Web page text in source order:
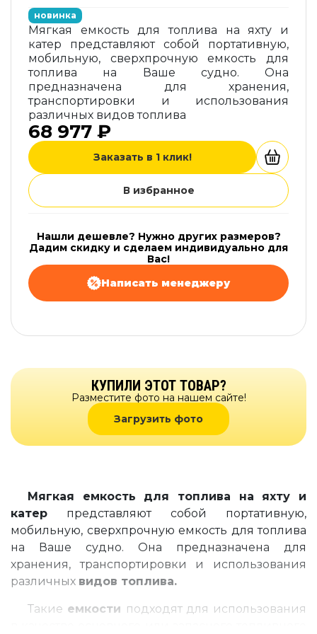
новинка
Мягкая емкость для топлива на яхту и
катер представляют собой портативную,
мобильную, сверхпрочную емкость для
топлива на Ваше судно. Она
предназначена для хранения,
транспортировки и использования
различных видов топлива
68 977 ₽
Заказать в 1 клик!
В избранное
Нашли дешевле? Нужно других размеров?
Дадим скидку и сделаем индивидуально для
Вас!
Написать менеджеру
КУПИЛИ ЭТОТ ТОВАР?
Разместите фото на нашем сайте!
Загрузить фото
Мягкая емкость для топлива на яхту и
катер представляют собой портативную,
мобильную, сверхпрочную емкость для топлива
на Ваше судно. Она предназначена для
хранения, транспортировки и использования
различных видов топлива.
Такие емкости подходят для использования